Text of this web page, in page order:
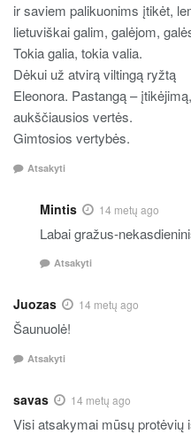
ir saviem palikuonims įtikėt,
lietuviškai galim, galėjom,
Tokia galia, tokia valia.
Dėkui už atvirą viltingą ryžtą
Eleonora. Pastangą – įtikėjimą,
aukščiausios vertės.
Gimtosios vertybės.
Atsakyti
Mintis 14 metų ago
Labai gražus-
Atsakyti
Juozas 14 metų ago
Šaunuolė!
Atsakyti
savas 14 metų ago
Visi atsakymai mūsų protėvių